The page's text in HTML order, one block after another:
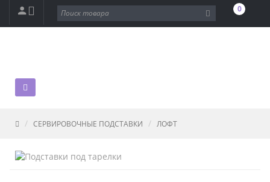
0
СЕРВИРОВОЧНЫЕ ПОДСТАВКИ ЛОФТ